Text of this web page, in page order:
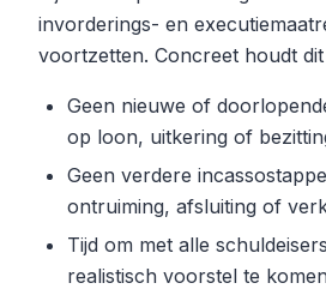
invorderings- en
voortzetten. Concreet houdt dit
Geen nieuwe of
op loon, uitkering of
Geen verdere
ontruiming, afsluiting of
Tijd om met alle
realistisch voorstel te